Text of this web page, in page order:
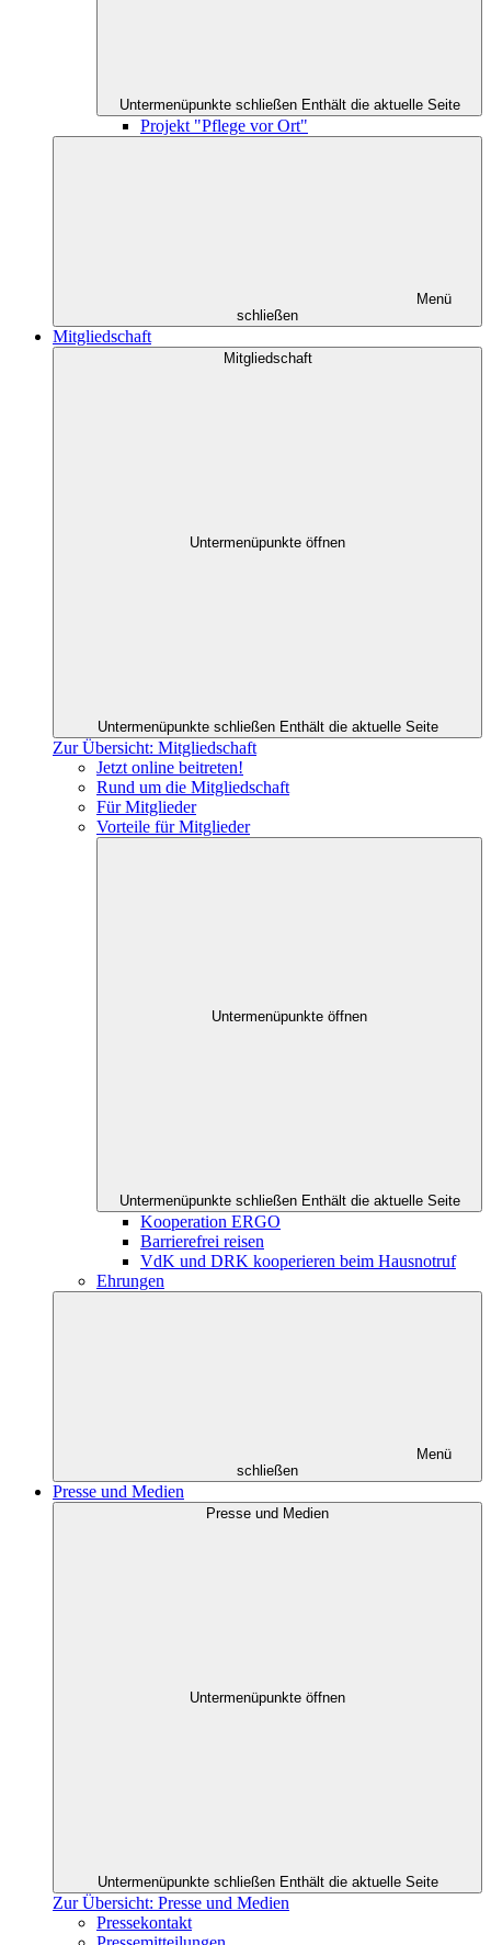
Untermenüpunkte schließen Enthält die aktuelle Seite
Projekt "Pflege vor Ort"
Menü
schließen
Mitgliedschaft
Mitgliedschaft
Untermenüpunkte öffnen
Untermenüpunkte schließen Enthält die aktuelle Seite
Zur Übersicht: Mitgliedschaft
Jetzt online beitreten!
Rund um die Mitgliedschaft
Für Mitglieder
Vorteile für Mitglieder
Untermenüpunkte öffnen
Untermenüpunkte schließen Enthält die aktuelle Seite
Kooperation ERGO
Barrierefrei reisen
VdK und DRK kooperieren beim Hausnotruf
Ehrungen
Menü
schließen
Presse und Medien
Presse und Medien
Untermenüpunkte öffnen
Untermenüpunkte schließen Enthält die aktuelle Seite
Zur Übersicht: Presse und Medien
Pressekontakt